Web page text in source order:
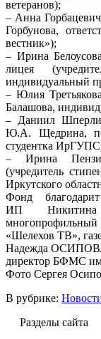
ветеранов);
– Анна
Горбунова,
вестник»);
– Ирина
лицея
индивидуальный
– Юлия
Балашова,
– Даниил
Ю.А. Щедрина,
студентка
– Ирина
(учредитель
Иркутского
Фонд
ИП
«Шелехов ТВ»,
Надежда
директор БФМС
Фото Сергея
В рубрике:
Разделы сайта